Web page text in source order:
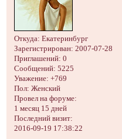
Откуда: Екатеринбург
Зарегистрирован: 2007-07-28
Приглашений: 0
Сообщений: 5225
Уважение: +769
Пол: Женский
Провел на форуме:
1 месяц 15 дней
Последний визит:
2016-09-19 17:38:22